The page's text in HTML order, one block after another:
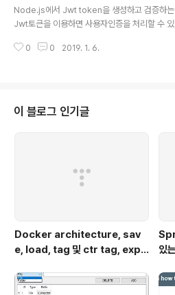
글임) 2019/01/06 - [Develop/Node.js] -
s] Express 설치(Windows) 1. googleapis
Node.js에서 Jwt token을 생성하고 검증하는
Jwt토큰을 이용하면 사용자인증을 처리할 수 있
래글의 프로젝트를 사용하였다.(내용은 길지 않
n --save 2. 설치하였으면 프로젝트에
ebtoken")을 추가한다. 3. jwt.sgin()을 이용하
0 0 2019. 1. 6.
이 블로그 인기글
Docker architecture, sav
e, load, tag 및 ctr tag, expo
있